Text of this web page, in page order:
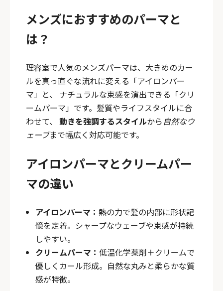
メンズにおすすめのパーマと
は？
理容室で人気のメンズパーマは、大きめのカー
ルを真っ直ぐな流れに変える「アイロンパー
マ」と、 ナチュラルな束感を演出できる「クリ
ームパーマ」です。髪質やライフスタイルに合
わせて、 動きを強調するスタイルから 自然なウ
ェーブまで幅広く対応可能です。
アイロンパーマとクリームパー
マの違い
アイロンパーマ：熱の力で髪の内部に形状記
憶を定着。シャープなウェーブや束感が持続
しやすい。
クリームパーマ：低温化学薬剤＋クリームで
優しくカール形成。自然な丸みと柔らかな質
感が特徴。